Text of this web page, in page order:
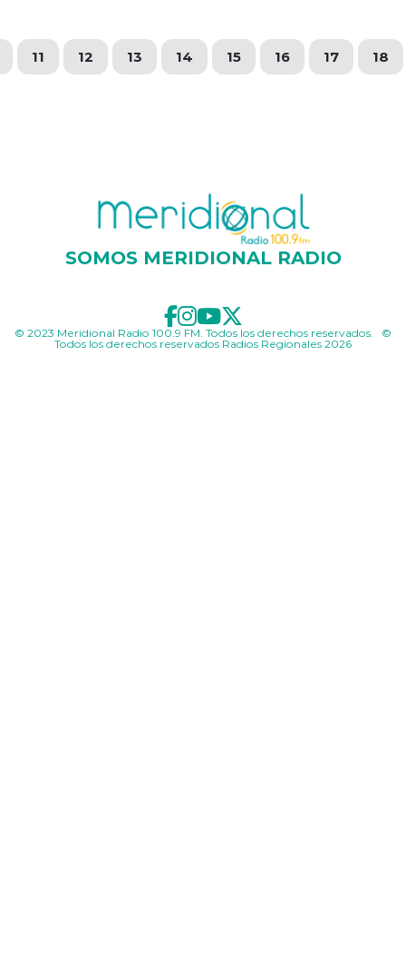
11 12 13 14 15 16 17 18
SOMOS MERIDIONAL RADIO
© 2023 Meridional Radio 100.9 FM. Todos los derechos reservados. ©
Todos los derechos reservados Radios Regionales 2026